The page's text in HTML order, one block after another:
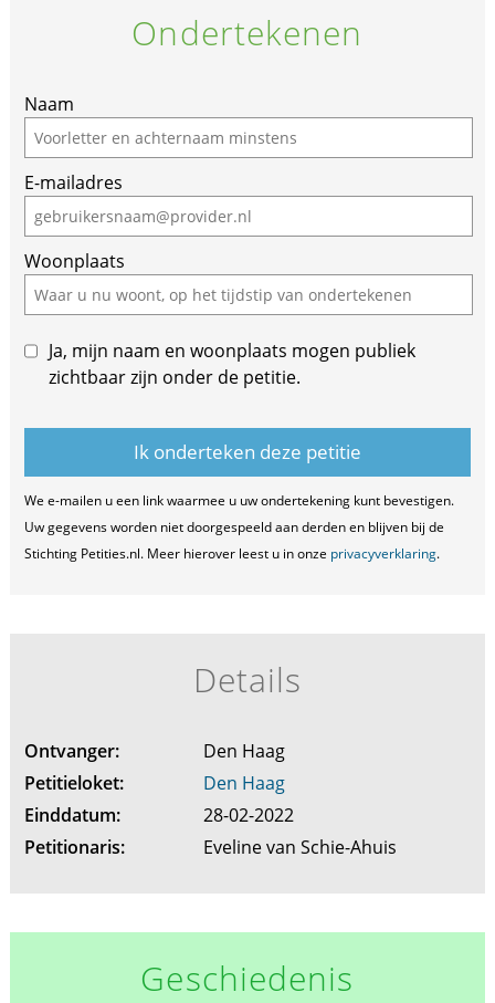
Ondertekenen
If
you
are
a
human,
ignore
this
field
Naam
E-mailadres
Woonplaats
Ja, mijn naam en woonplaats mogen publiek
zichtbaar zijn onder de petitie.
We e-mailen u een link waarmee u uw ondertekening kunt bevestigen.
Uw gegevens worden niet doorgespeeld aan derden en blijven bij de
Stichting Petities.nl. Meer hierover leest u in onze privacyverklaring.
Details
Ontvanger:
Den Haag
Petitieloket:
Den Haag
Einddatum:
28-02-2022
Petitionaris:
Eveline van Schie-Ahuis
Geschiedenis